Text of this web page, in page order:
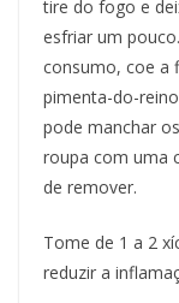
tire do fogo e
esfriar um
consumo, coe a
pimenta-do-
pode manchar
roupa com uma
de remover.
Tome de 1 a 2
reduzir a